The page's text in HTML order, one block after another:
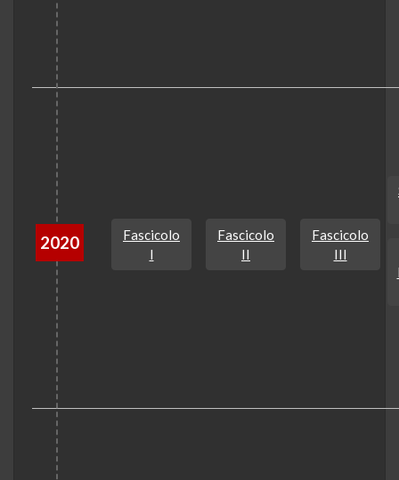
2020
Fascicolo
I
Fascicolo
II
Fascicolo
III